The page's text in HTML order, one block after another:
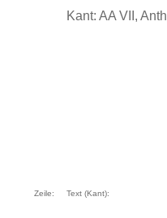
Kant: AA VII,
Zeile: Text (Kant):